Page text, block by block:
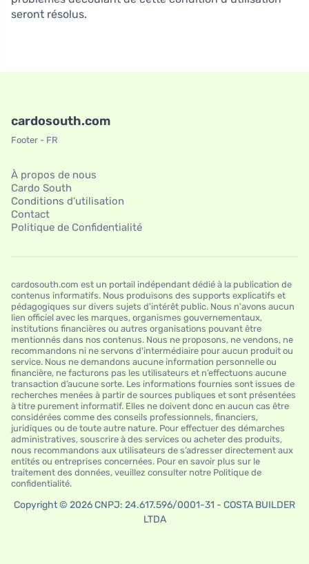
seront résolus.
cardosouth.com
Footer - FR
À propos de nous
Cardo South
Conditions d’utilisation
Contact
Politique de Confidentialité
cardosouth.com est un portail indépendant dédié à la publication de
contenus informatifs. Nous produisons des supports explicatifs et
pédagogiques sur divers sujets d'intérêt public. Nous n'avons aucun
lien officiel avec les marques, organismes gouvernementaux,
institutions financières ou autres organisations pouvant être
mentionnés dans nos contenus. Nous ne proposons, ne vendons, ne
recommandons ni ne servons d'intermédiaire pour aucun produit ou
service. Nous ne demandons aucune information personnelle ou
financière, ne facturons pas les utilisateurs et n’effectuons aucune
transaction d’aucune sorte. Les informations fournies sont issues de
recherches menées à partir de sources publiques et sont présentées
à titre purement informatif. Elles ne doivent donc en aucun cas être
considérées comme des conseils professionnels, financiers,
juridiques ou de toute autre nature. Pour effectuer des démarches
administratives, souscrire à des services ou acheter des produits,
nous recommandons aux utilisateurs de s’adresser directement aux
entités ou entreprises concernées. Pour en savoir plus sur le
traitement des données, veuillez consulter notre Politique de
confidentialité.
Copyright © 2026 CNPJ: 24.617.596/0001-31 - COSTA BUILDER
LTDA